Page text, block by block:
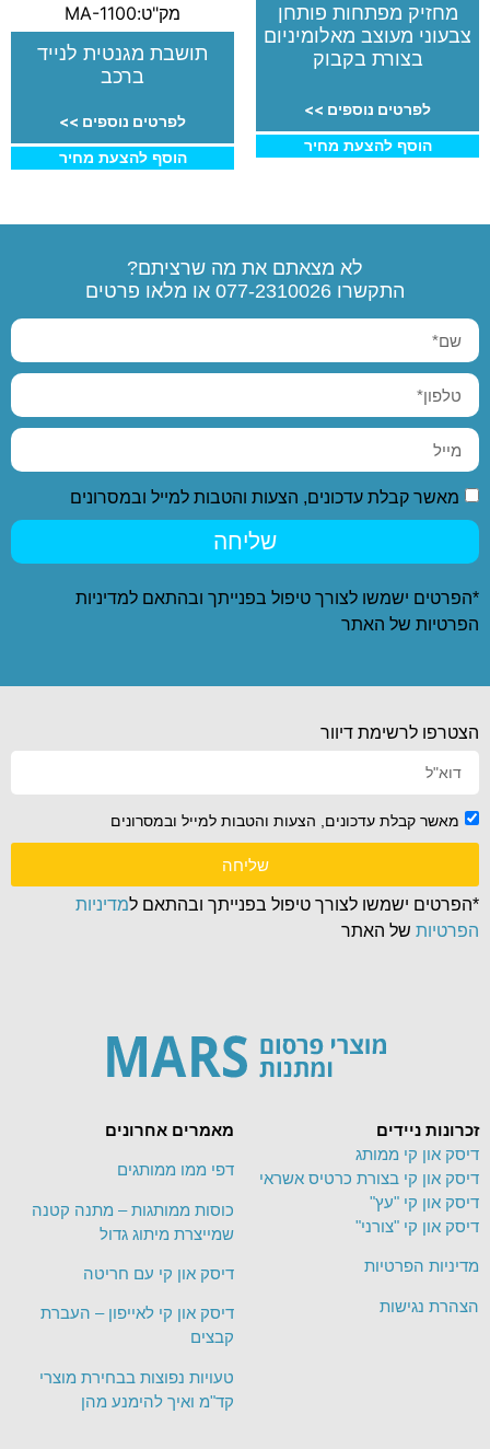
מחזיק מפתחות פותחן
צבעוני מעוצב מאלומיניום
בצורת בקבוק
לפרטים נוספים >>
הוסף להצעת מחיר
מק"ט:MA-1100
תושבת מגנטית לנייד
ברכב
לפרטים נוספים >>
הוסף להצעת מחיר
לא מצאתם את מה שרציתם?
התקשרו 077-2310026 או מלאו פרטים
מאשר קבלת עדכונים, הצעות והטבות למייל ובמסרונים
שליחה
*הפרטים ישמשו לצורך טיפול בפנייתך ובהתאם למדיניות
הפרטיות של האתר
מאמרים אחרונים
דפי ממו ממותגים
כוסות ממותגות – מתנה קטנה
שמייצרת מיתוג גדול
דיסק און קי עם חריטה
דיסק און קי לאייפון – העברת
קבצים
טעויות נפוצות בבחירת מוצרי
קד"מ ואיך להימנע מהן
זכרונות ניידים
דיסק און קי ממותג
דיסק און קי בצורת כרטיס אשראי
דיסק און קי "עץ"
דיסק און קי "צורני"
מדיניות הפרטיות
הצהרת נגישות
הצטרפו לרשימת דיוור
מאשר קבלת עדכונים, הצעות והטבות למייל ובמסרונים
שליחה
*הפרטים ישמשו לצורך טיפול בפנייתך ובהתאם למדיניות
הפרטיות של האתר